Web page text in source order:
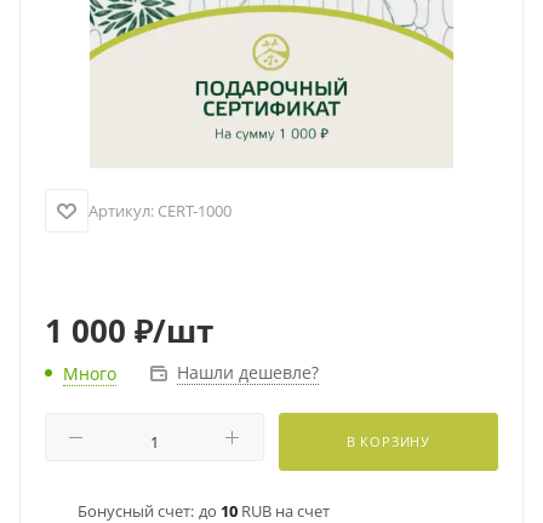
Артикул: CERT-1000
1 000 ₽/шт
Много Нашли дешевле?
В КОРЗИНУ
Бонусный счет: до 10 RUB на счет